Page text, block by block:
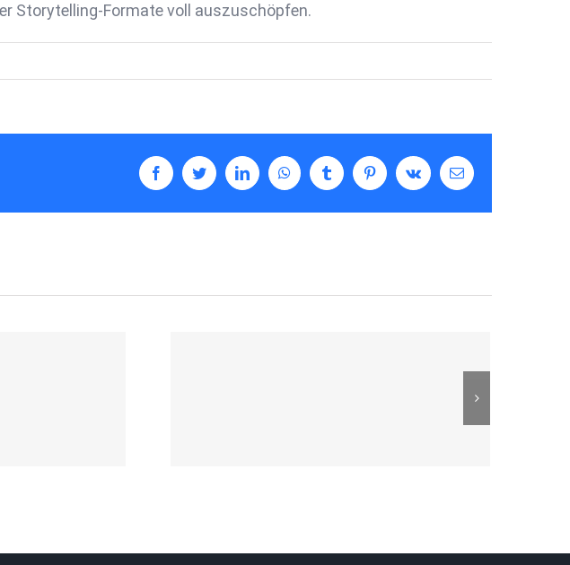
Storytelling-Formate voll auszuschöpfen.
facebooktwitter linkedin whatsapptumblr pinterestvk Email